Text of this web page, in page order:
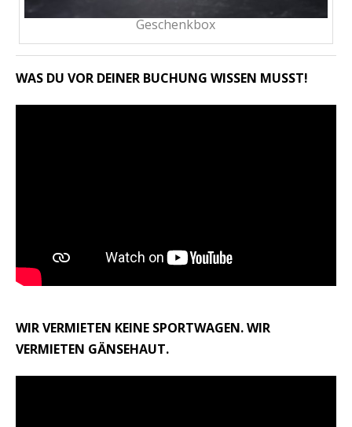
Geschenkbox
WAS DU VOR DEINER BUCHUNG WISSEN MUSST!
WIR VERMIETEN KEINE SPORTWAGEN. WIR
VERMIETEN GÄNSEHAUT.